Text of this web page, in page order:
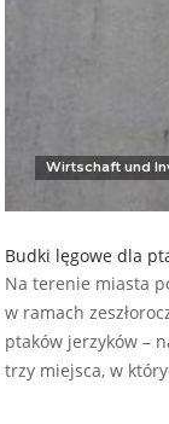
Wirtschaft und
Budki lęgowe dla
Na terenie miasta
w ramach
ptaków jerzyków –
trzy miejsca, w